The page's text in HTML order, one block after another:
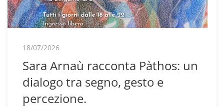
18/07/2026
Sara Arnaù racconta Pàthos: un
dialogo tra segno, gesto e
percezione.